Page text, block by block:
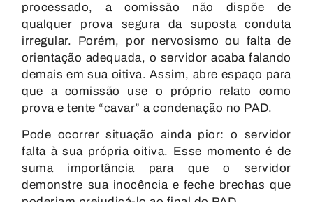
processado, a comissão não dispõe de
qualquer prova segura da suposta conduta
irregular. Porém, por nervosismo ou falta de
orientação adequada, o servidor acaba falando
demais em sua oitiva. Assim, abre espaço para
que a comissão use o próprio relato como
prova e tente “cavar” a condenação no PAD.
Pode ocorrer situação ainda pior: o servidor
falta à sua própria oitiva. Esse momento é de
suma importância para que o servidor
demonstre sua inocência e feche brechas que